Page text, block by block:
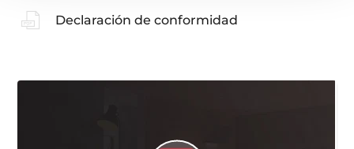
Declaración de conformidad